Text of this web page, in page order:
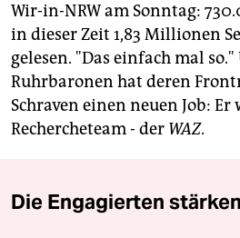
Wir-in-NRW am Sonntag:
in dieser Zeit 1,83 Millionen
gelesen. "Das einfach mal
Ruhrbaronen hat deren
Schraven einen neuen Job: Er
Rechercheteam - der WAZ.
Die Engagierten stärken